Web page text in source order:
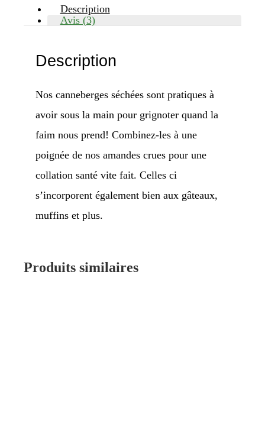
Description
Avis (3)
Description
Nos canneberges séchées sont pratiques à
avoir sous la main pour grignoter quand la
faim nous prend! Combinez-les à une
poignée de nos amandes crues pour une
collation santé vite fait. Celles ci
s’incorporent également bien aux gâteaux,
muffins et plus.
Produits similaires